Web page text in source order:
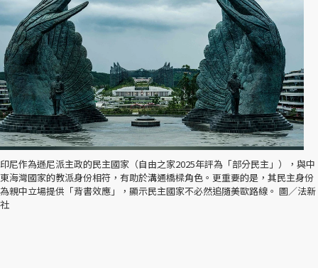
印尼作為遜尼派主政的民主國家（自由之家2025年評為「部分民主」），與中
東海灣國家的教派身份相符，有助於溝通橋樑角色。更重要的是，其民主身份
為親中立場提供「背書效應」，顯示民主國家不必然追隨美歐路線。 圖／法新
社